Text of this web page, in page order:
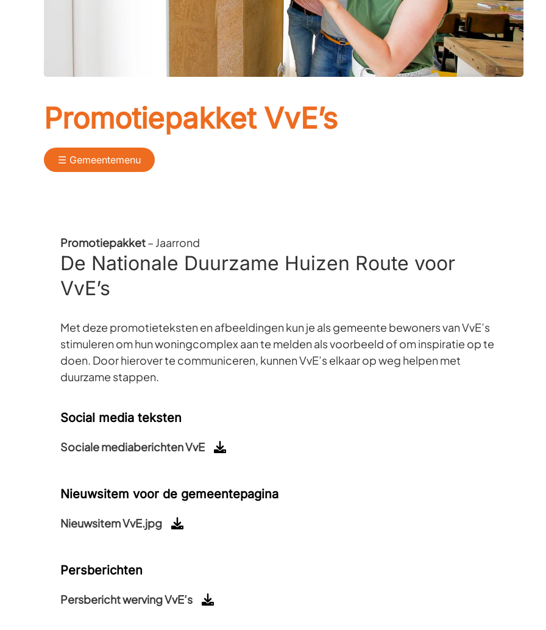
Promotiepakket VvE’s
☰ Gemeentemenu
Promotiepakket– Jaarrond
De Nationale Duurzame Huizen Route voor
VvE’s
Met deze promotieteksten en afbeeldingen kun je als gemeente bewoners van VvE’s
stimuleren om hun woningcomplex aan te melden als voorbeeld of om inspiratie op te
doen. Door hierover te communiceren, kunnen VvE’s elkaar op weg helpen met
duurzame stappen.
Social media teksten
Sociale mediaberichten VvE
Nieuwsitem voor de gemeentepagina
Nieuwsitem VvE.jpg
Persberichten
Persbericht werving VvE’s